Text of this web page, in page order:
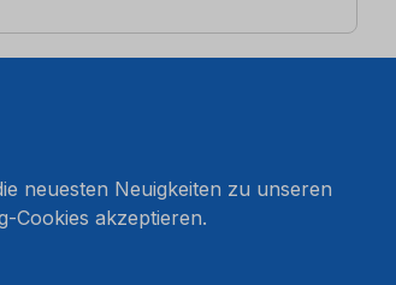
neuesten Neuigkeiten zu unseren
Cookies akzeptieren.